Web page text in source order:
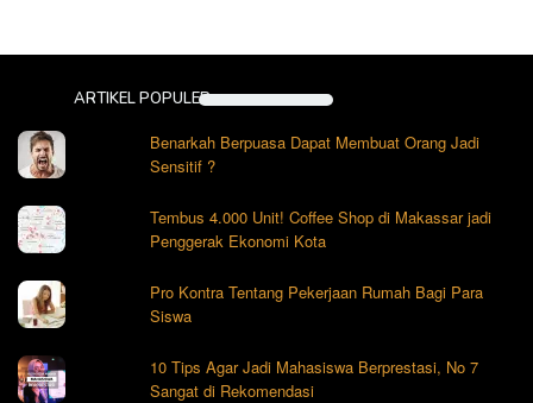
ARTIKEL POPULER
Benarkah Berpuasa Dapat Membuat Orang Jadi
Sensitif ?
Tembus 4.000 Unit! Coffee Shop di Makassar jadi
Penggerak Ekonomi Kota
Pro Kontra Tentang Pekerjaan Rumah Bagi Para
Siswa
10 Tips Agar Jadi Mahasiswa Berprestasi, No 7
Sangat di Rekomendasi